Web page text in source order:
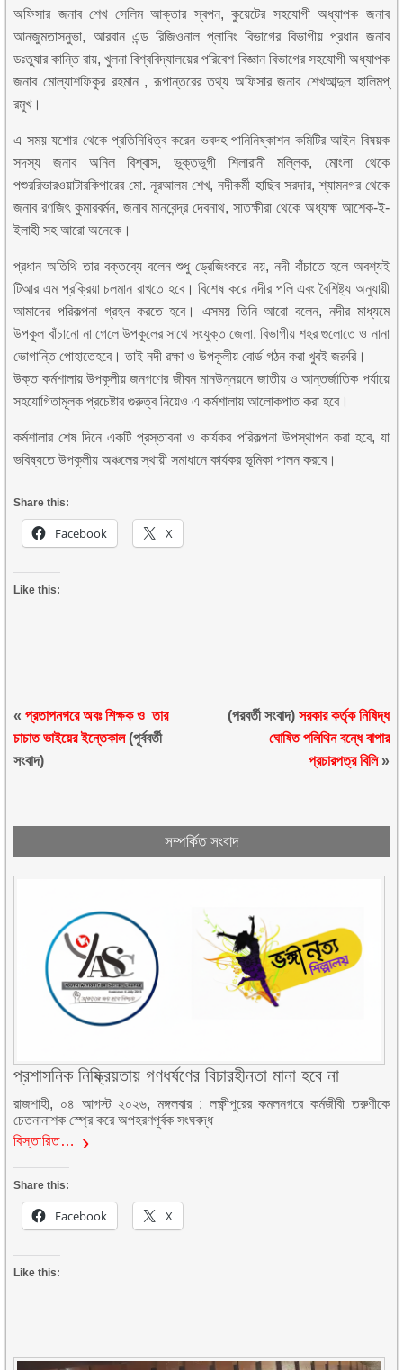
অফিসার জনাব শেখ সেলিম আক্তার স্বপন, কুয়েটের সহযোগী অধ্যাপক জনাব
আনজুমতাসনুভা, আরবান এন্ড রিজিওনাল প্লানিং বিভাগের বিভাগীয় প্রধান জনাব
ডঃতুষার কান্তি রায়, খুলনা বিশ্ববিদ্যালয়ের পরিবেশ বিজ্ঞান বিভাগের সহযোগী অধ্যাপক
জনাব মোল্যাশফিকুর রহমান , রূপান্তরের তথ্য অফিসার জনাব শেখআব্দুল হালিমপ্
রমুখ।
এ সময় যশোর থেকে প্রতিনিধিত্ব করেন ভবদহ পানিনিষ্কাশন কমিটির আইন বিষয়ক
সদস্য জনাব অনিল বিশ্বাস, ভুক্তভুগী শিলারানী মল্লিক, মোংলা থেকে
পশুররিভারওয়াটারকিপারের মো. নূরআলম শেখ, নদীকর্মী হাছিব সরদার, শ্যামনগর থেকে
জনাব রণজিৎ কুমারবর্মন, জনাব মানবেন্দ্র দেবনাথ, সাতক্ষীরা থেকে অধ্যক্ষ আশেক-ই-
ইলাহী সহ আরো অনেকে।
প্রধান অতিথি তার বক্তব্যে বলেন শুধু ড্রেজিংকরে নয়, নদী বাঁচাতে হলে অবশ্যই
টিআর এম প্রক্রিয়া চলমান রাখতে হবে। বিশেষ করে নদীর পলি এবং বৈশিষ্ট্য অনুযায়ী
আমাদের পরিকল্পনা গ্রহন করতে হবে। এসময় তিনি আরো বলেন, নদীর মাধ্যমে
উপকূল বাঁচানো না গেলে উপকূলের সাথে সংযুক্ত জেলা, বিভাগীয় শহর গুলোতে ও নানা
ভোগান্তি পোহাতেহবে। তাই নদী রক্ষা ও উপকূলীয় বোর্ড গঠন করা খুবই জরুরি।
উক্ত কর্মশালায় উপকূলীয় জনগণের জীবন মানউন্নয়নে জাতীয় ও আন্তর্জাতিক পর্যায়ে
সহযোগিতামূলক প্রচেষ্টার গুরুত্ব নিয়েও এ কর্মশালায় আলোকপাত করা হবে।
কর্মশালার শেষ দিনে একটি প্রস্তাবনা ও কার্যকর পরিকল্পনা উপস্থাপন করা হবে, যা
ভবিষ্যতে উপকূলীয় অঞ্চলের স্থায়ী সমাধানে কার্যকর ভূমিকা পালন করবে।
Share this:
Facebook X
Like this:
«প্রতাপনগরে অবঃ শিক্ষক ও তার
চাচাত ভাইয়ের ইন্তেকাল(পূর্ববর্তী
সংবাদ)
(পরবর্তী সংবাদ) সরকার কর্তৃক নিষিদ্ধ
ঘোষিত পলিথিন বন্ধে বাপার
প্রচারপত্র বিলি»
সম্পর্কিত সংবাদ
প্রশাসনিক নিষ্ক্রিয়তায় গণধর্ষণের বিচারহীনতা মানা হবে না
রাজশাহী, ০৪ আগস্ট ২০২৬, মঙ্গলবার : লক্ষ্ণীপুরের কমলনগরে কর্মজীবী তরুণীকে
চেতনানাশক স্প্রে করে অপহরণপূর্বক সংঘবদ্ধ
বিস্তারিত…
Share this:
Facebook X
Like this: